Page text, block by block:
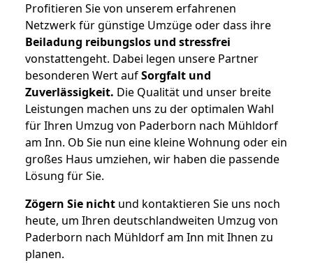
Profitieren Sie von unserem erfahrenen
Netzwerk für günstige Umzüge oder dass ihre
Beiladung reibungslos und stressfrei
vonstattengeht. Dabei legen unsere Partner
besonderen Wert aufSorgfalt und
Zuverlässigkeit. Die Qualität und unser breite
Leistungen machen uns zu der optimalen Wahl
für Ihren Umzug von Paderborn nach Mühldorf
am Inn. Ob Sie nun eine kleine Wohnung oder ein
großes Haus umziehen, wir haben die passende
Lösung für Sie.
Zögern Sie nicht und kontaktieren Sie uns noch
heute, um Ihren deutschlandweiten Umzug von
Paderborn nach Mühldorf am Inn mit Ihnen zu
planen.